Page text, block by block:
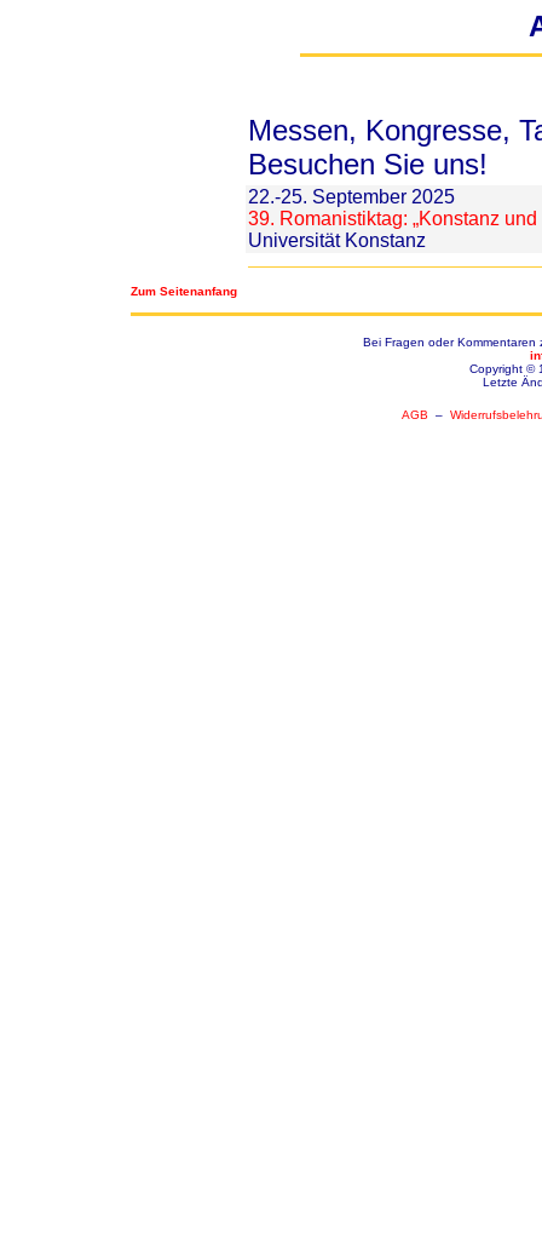
Messen, Kongresse,
Besuchen Sie uns!
22.-25. September 2025
39. Romanistiktag: „Konstanz
Universität Konstanz
Zum Seitenanfang
Bei Fragen oder
Copyright ©
Letzte
AGB –